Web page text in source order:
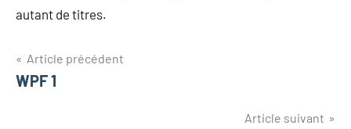
autant de titres.
Navigation
de
Article précédent
WPF 1
Article suivant